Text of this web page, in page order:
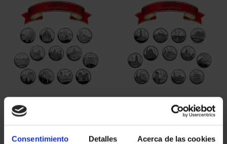
Consentimiento Detalles Acerca de las cookies
PROVINCIA 1
949,00 €
SUSCRIPCIÓN
CAPITALES DE
PROVINCIA 2
949,00 €